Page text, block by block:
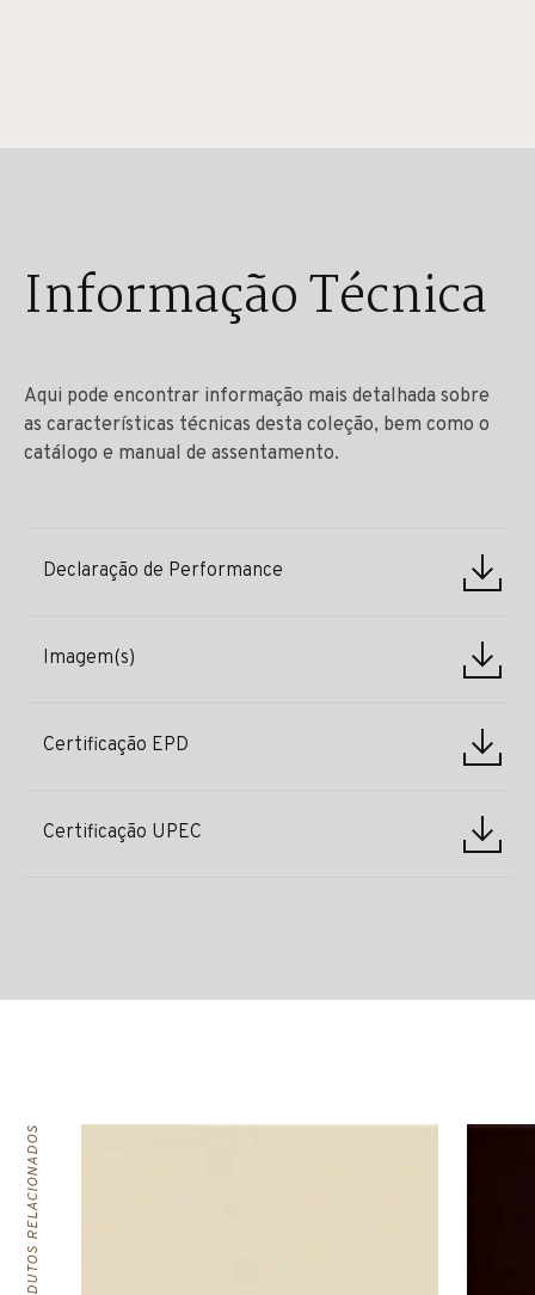
Informação Técnica
Aqui pode encontrar informação mais detalhada sobre
as características técnicas desta coleção, bem como o
catálogo e manual de assentamento.
Declaração de Performance
Imagem(s)
Certificação EPD
Certificação UPEC
PRODUTOS RELACIONADOS